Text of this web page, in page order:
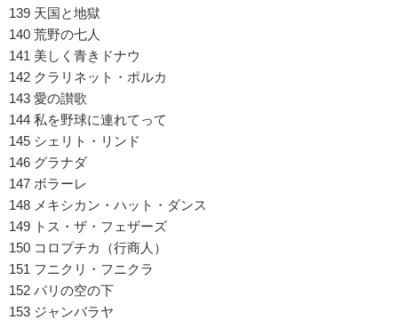
139 天国と地獄
140 荒野の七人
141 美しく青きドナウ
142 クラリネット・ポルカ
143 愛の讃歌
144 私を野球に連れてって
145 シェリト・リンド
146 グラナダ
147 ボラーレ
148 メキシカン・ハット・ダンス
149 トス・ザ・フェザーズ
150 コロプチカ（行商人）
151 フニクリ・フニクラ
152 パリの空の下
153 ジャンバラヤ